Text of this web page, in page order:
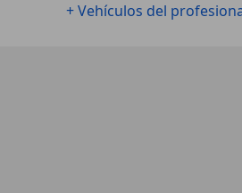
+ Vehículos del